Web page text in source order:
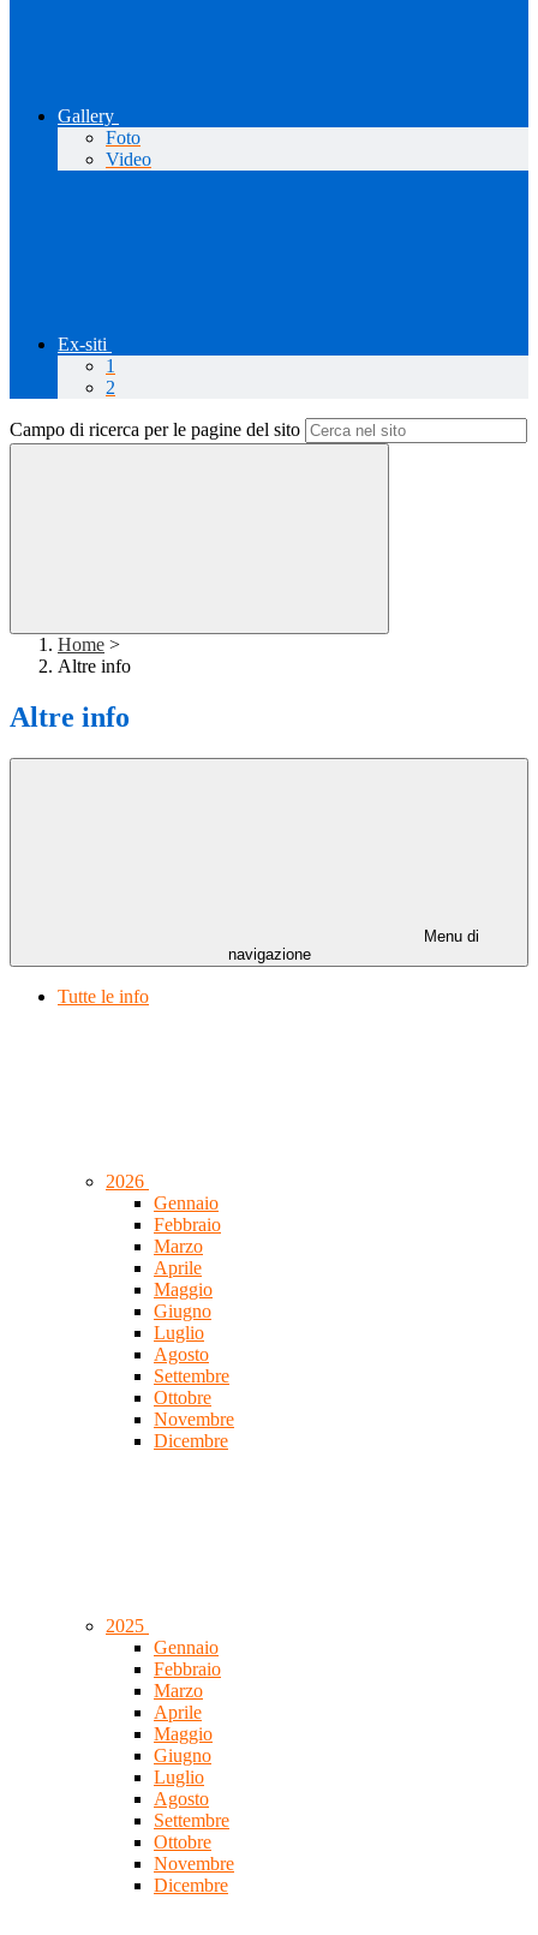
Gallery
Foto
Video
Ex-siti
1
2
Campo di ricerca per le pagine del sito
Home >
Altre info
Altre info
Menu di
navigazione
Tutte le info
2026
Gennaio
Febbraio
Marzo
Aprile
Maggio
Giugno
Luglio
Agosto
Settembre
Ottobre
Novembre
Dicembre
2025
Gennaio
Febbraio
Marzo
Aprile
Maggio
Giugno
Luglio
Agosto
Settembre
Ottobre
Novembre
Dicembre